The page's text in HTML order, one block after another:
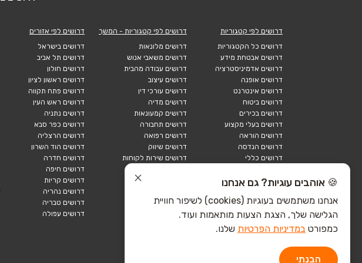
דרושים לפי קטגוריות
דרושים כל הקטגוריות
דרושים אבטחת מידע
דרושים אדמיניסטרציה
דרושים אופנה
דרושים אינטרנט
דרושים ביטוח
דרושים בכירים
דרושים בעלי מקצוע
דרושים הוראה
דרושים הנדסה
דרושים כללי
דרושים לוגיסטיקה
דרושים מכירות
הייטק חומרה
דרושים לפי קטגוריות - המשך
דרושים מלונאות
דרושים משאבי אנוש
דרושים עבודה מהבית
דרושים עיצוב
דרושים עורכי דין
דרושים מדיה
דרושים קמעונאות
דרושים תחבורה
דרושים רפואה
דרושים שיווק
דרושים שירות לקוחות
הייטק כללי
הייטק תוכנה
דרושים לפי אזורים
דרושים בישראל
דרושים תל אביב
דרושים חולון
דרושים ראשון לציון
דרושים פתח תקווה
דרושים ראש העין
דרושים נתניה
דרושים כפר סבא
דרושים הרצליה
דרושים הוד השרון
דרושים חדרה
דרושים חיפה
דרושים קריות
דרושים נהריה
דרושים טבריה
דרושים עפולה
🍪 אוהבים עוגיות? גם אנחנו
אנחנו משתמשים בעוגיות (cookies) לשיפור חוויית
הגלישה שלך, הצגת הצעות מותאמות ועוד.
כמפורט במדיניות הפרטיות שלנו.
הבנתי